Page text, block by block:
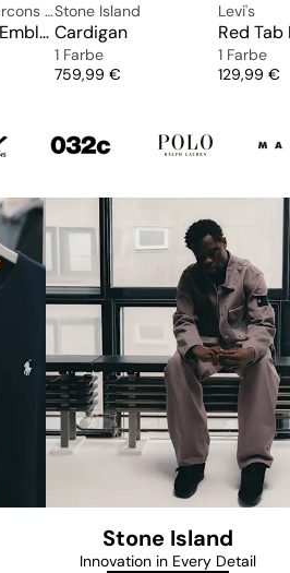
Comme des Garcons Play
T-Shirt Black Emblem
Stone Island
Cardigan
1 Farbe
Preis
759,99 €
Levi's
1 Farbe
Preis
129,99 €
Stone Island
Innovation in Every Detail